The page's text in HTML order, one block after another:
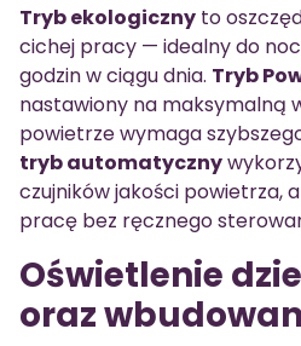
Tryb ekologiczny to
cichej pracy — idealny do
godzin w ciągu dnia. Tryb
nastawiony na maksymalną
powietrze wymaga
tryb automatyczny
czujników jakości powietrza,
pracę bez ręcznego
Oświetlenie
oraz